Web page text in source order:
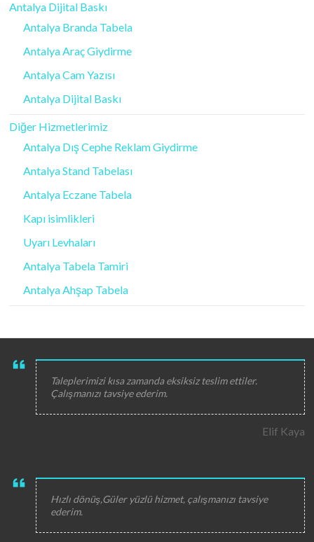
Antalya Dijital Baskı
Antalya Branda Tabela
Antalya Araç Giydirme
Antalya Cam Yazısı
Antalya Dijital Baskı
Diğer Hizmetlerimiz
Antalya Dış Cephe Reklam Giydirme
Antalya Stand Tabelası
Antalya Eczane Tabela
Kapı isimlikleri
Uyarı Levhaları
Antalya Tabela Tamiri
Antalya Ahşap Tabela
Taleplerimizi kısa zamanda eksiksiz teslim ettiler.
Çalışmanızı tavsiye ederim.
Elif Kaya
Hızlı dönüş,Güler yüzlü hizmet, çalışmanızı tavsiye
ederim.